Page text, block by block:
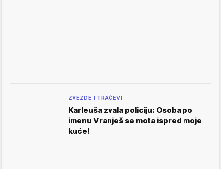
ZVEZDE I TRAČEVI
Karleuša zvala policiju: Osoba po
imenu Vranješ se mota ispred moje
kuće!